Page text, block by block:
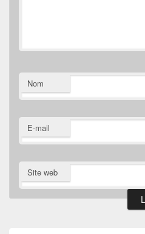
Nom
E-mail
Site web